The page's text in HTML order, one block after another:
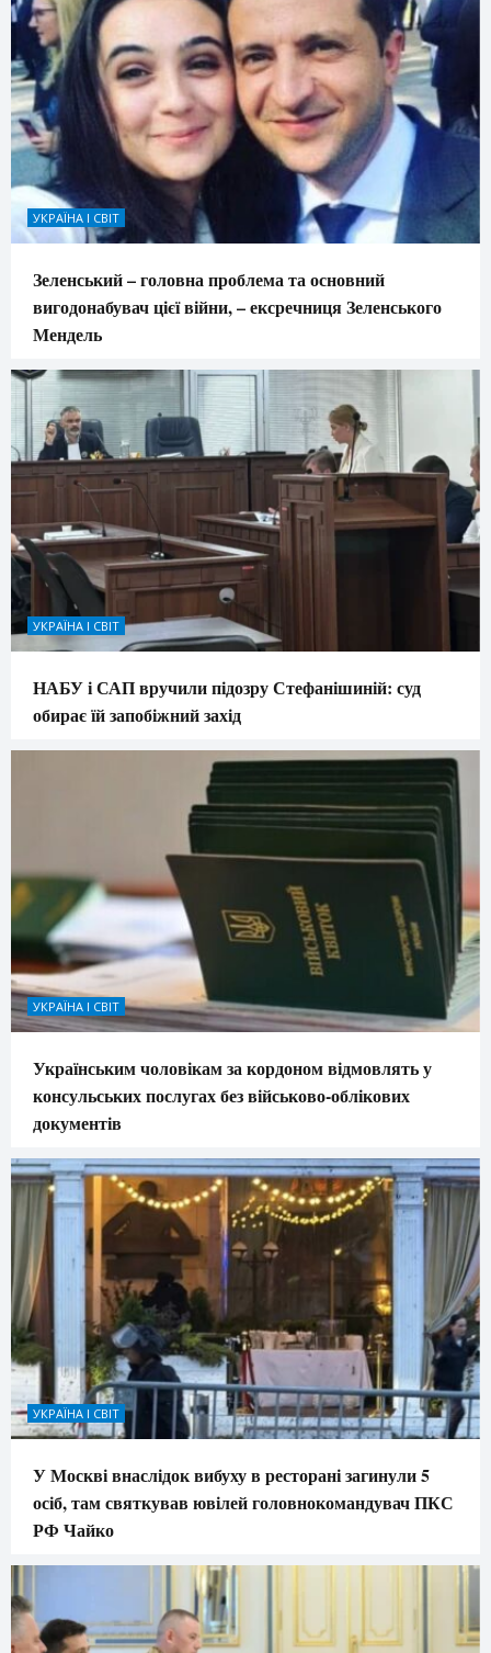
УКРАЇНА І СВІТ
Зеленський – головна проблема та основний
вигодонабувач цієї війни, – ексречниця Зеленського
Мендель
УКРАЇНА І СВІТ
НАБУ і САП вручили підозру Стефанішиній: суд
обирає їй запобіжний захід
УКРАЇНА І СВІТ
Українським чоловікам за кордоном відмовлять у
консульських послугах без військово-облікових
документів
УКРАЇНА І СВІТ
У Москві внаслідок вибуху в ресторані загинули 5
осіб, там святкував ювілей головнокомандувач ПКС
РФ Чайко